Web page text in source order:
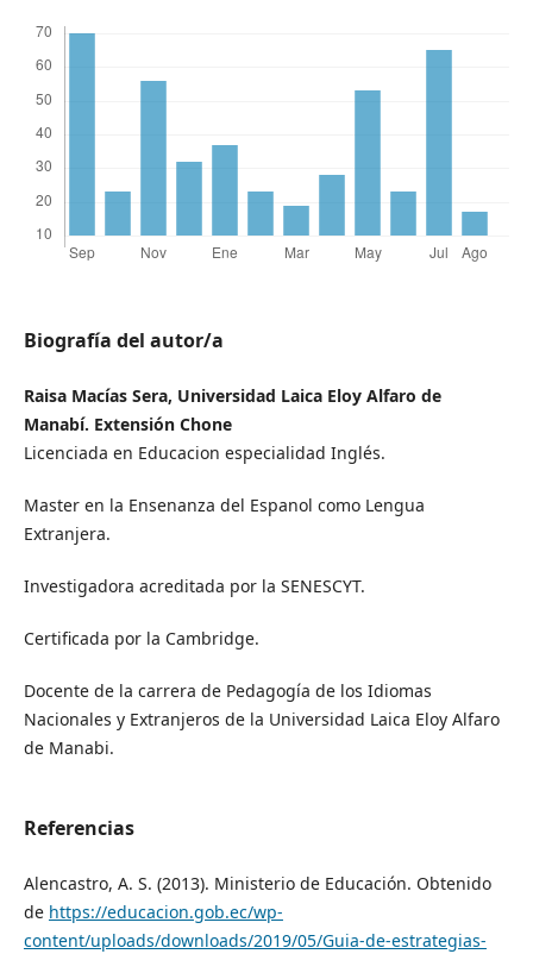
Biografía del autor/a
Raisa Macías Sera, Universidad Laica Eloy Alfaro de
Manabí. Extensión Chone
Licenciada en Educacion especialidad Inglés.
Master en la Ensenanza del Espanol como Lengua
Extranjera.
Investigadora acreditada por la SENESCYT.
Certificada por la Cambridge.
Docente de la carrera de Pedagogía de los Idiomas
Nacionales y Extranjeros de la Universidad Laica Eloy Alfaro
de Manabi.
Referencias
Alencastro, A. S. (2013). Ministerio de Educación. Obtenido
de https://educacion.gob.ec/wp-
content/uploads/downloads/2019/05/Guia-de-estrategias-